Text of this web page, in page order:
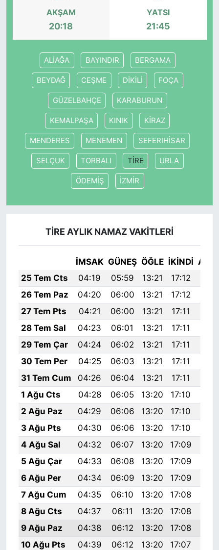
AKŞAM
20:18
YATSI
21:45
ALİAĞA BAYINDIR BERGAMA
BEYDAĞ CEŞME DİKİLİ FOÇA
GÜZELBAHÇE KARABURUN
KEMALPAŞA KINIK KİRAZ
MENDERES MENEMEN SEFERIHİSAR
SELÇUK TORBALI TİRE URLA
ÖDEMİŞ İZMİR
TİRE AYLIK NAMAZ VAKITLERI
İMSAK GÜNEŞ ÖĞLE İKINDI
25 Tem Cts
04:19 05:59 13:21 17:12
26 Tem Paz
04:20 06:00 13:21 17:12
27 Tem Pts
04:21 06:00 13:21 17:11
28 Tem Sal
04:23 06:01 13:21 17:11
29 Tem Çar
04:24 06:02 13:21 17:11
30 Tem Per
04:25 06:03 13:21 17:11
31 Tem Cum
04:26 06:04 13:21 17:11
1 Ağu Cts
04:28 06:05 13:20 17:10
2 Ağu Paz
04:29 06:06 13:20 17:10
3 Ağu Pts
04:30 06:06 13:20 17:10
4 Ağu Sal
04:32 06:07 13:20 17:09
5 Ağu Çar
04:33 06:08 13:20 17:09
6 Ağu Per
04:34 06:09 13:20 17:09
7 Ağu Cum
04:35 06:10 13:20 17:08
8 Ağu Cts
04:37 06:11 13:20 17:08
9 Ağu Paz
04:38 06:12 13:20 17:08
10 Ağu Pts
04:39 06:12 13:20 17:07
RÖPORTAJLAR
BİYOGRAFİLER